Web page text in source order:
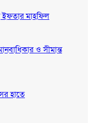
ইফতার মাহফিল
ও সীমান্ত
হাতে